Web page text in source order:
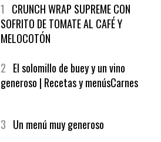
1 CRUNCH WRAP SUPREME CON
SOFRITO DE TOMATE AL CAFÉ Y
MELOCOTÓN
2 El solomillo de buey y un vino
generoso | Recetas y menúsCarnes
3 Un menú muy generoso